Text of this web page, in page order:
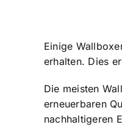
Einige
erhalten. Dies
Die meisten
erneuerbaren
nachhaltigeren